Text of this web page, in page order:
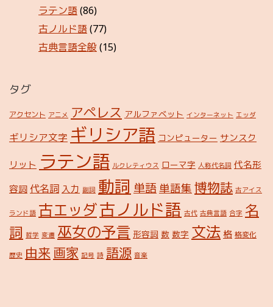
ラテン語(86)
古ノルド語(77)
古典言語全般 (15)
タグ
アクセント アニメ アペレス アルファベット インターネット エッダ
ギリシア文字 ギリシア語 コンピューター サンスク
リット ラテン語 ルクレティウス ローマ字 人称代名詞 代名形
容詞 代名詞 入力 副詞 動詞 単語単語集 博物誌 古アイス
ランド語 古エッダ古ノルド語 古代 古典言語 合字 名
詞 哲学 変遷 巫女の予言 形容詞 数 数字 文法 格 格変化
歴史 由来画家 記号 詩 語源 音楽